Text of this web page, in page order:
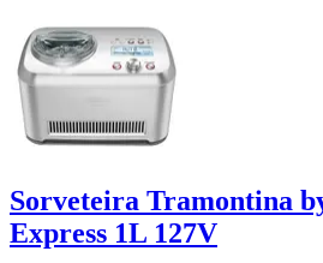
Sorveteira Tramontina
Express 1L 127V